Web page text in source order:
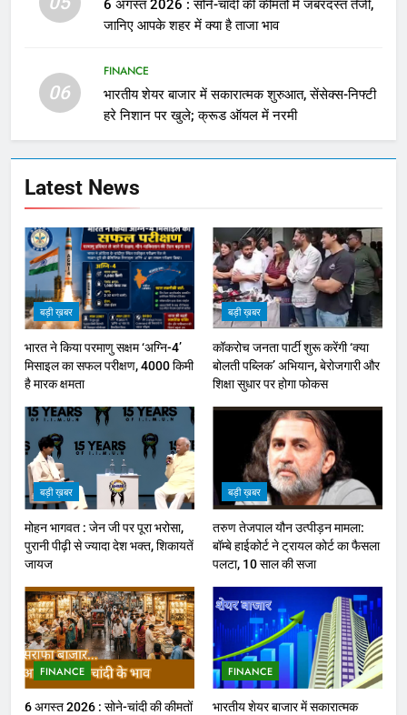
6 अगस्त 2026 : सोने-चांदी की कीमतों में जबरदस्त तेजी,
जानिए आपके शहर में क्या है ताजा भाव
06
FINANCE
भारतीय शेयर बाजार में सकारात्मक शुरुआत, सेंसेक्स-निफ्टी
हरे निशान पर खुले; क्रूड ऑयल में नरमी
Latest News
बड़ी ख़बर
भारत ने किया परमाणु सक्षम ‘अग्नि-4’
मिसाइल का सफल परीक्षण, 4000 किमी
है मारक क्षमता
बड़ी ख़बर
कॉकरोच जनता पार्टी शुरू करेंगी ‘क्या
बोलती पब्लिक’ अभियान, बेरोजगारी और
शिक्षा सुधार पर होगा फोकस
बड़ी ख़बर
मोहन भागवत : जेन जी पर पूरा भरोसा,
पुरानी पीढ़ी से ज्यादा देश भक्त, शिकायतें
जायज
बड़ी ख़बर
तरुण तेजपाल यौन उत्पीड़न मामला:
बॉम्बे हाईकोर्ट ने ट्रायल कोर्ट का फैसला
पलटा, 10 साल की सजा
FINANCE
6 अगस्त 2026 : सोने-चांदी की कीमतों
FINANCE
भारतीय शेयर बाजार में सकारात्मक